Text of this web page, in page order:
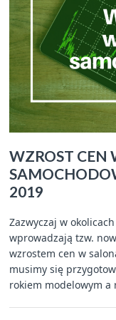
WZROST CEN
2019
Zazwyczaj w
wprowadzają tzw.
wzrostem cen w
musimy się
rokiem modelowym a